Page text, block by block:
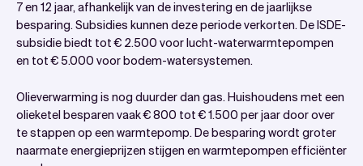
7 en 12 jaar, afhankelijk van de investering en de jaarlijkse
besparing. Subsidies kunnen deze periode verkorten. De ISDE-
subsidie biedt tot € 2.500 voor lucht-waterwarmtepompen
en tot € 5.000 voor bodem-watersystemen.
Olieverwarming is nog duurder dan gas. Huishoudens met een
olieketel besparen vaak € 800 tot € 1.500 per jaar door over
te stappen op een warmtepomp. De besparing wordt groter
naarmate energieprijzen stijgen en warmtepompen efficiënter